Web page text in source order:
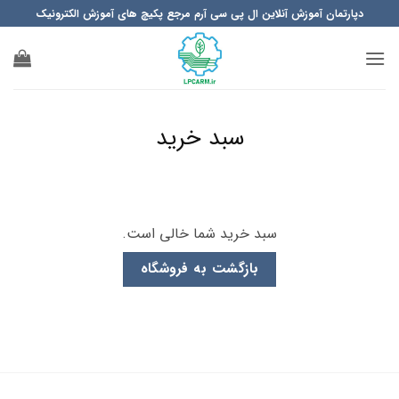
to
content
دپارتمان آموزش آنلاین ال پی سی آرم مرجع پکیچ های آموزش الکترونیک
سبد خرید
سبد خرید شما خالی است.
بازگشت به فروشگاه